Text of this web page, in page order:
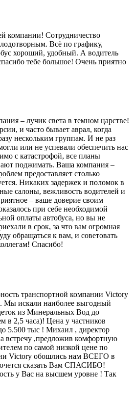
компании! Сотрудничество
Всё по графику,
хороший, удобный. А водитель
тебе большое! Очень приятно
– лучик света в темном царстве!
и часто бывает аврал, когда
нескольким группам. И не раз
или не успевали обеспечить нас
с катастрофой, все планы
поджимать. Ваша компания –
предоставляет столько
Никаких задержек и поломок в
салоны, вежливость водителей и
– ваше доверие своим
при себе необходимой
оплаты автобуса, но вы не
в срок, за что вам огромная
обращаться к вам, и советовать
Спасибо!
транспортной компании Victory
Мы искали наиболее выгодный
из Минеральных Вод до
в 2,5 часа)! Цена у частников
5.500 тыс ! Михаил , директор
встречу ,предложив комфортную
по самой низкой цене по
Victory обошлись нам ВСЕГО в
сказать Вам СПАСИБО!
у Вас на высшем уровне ! Так